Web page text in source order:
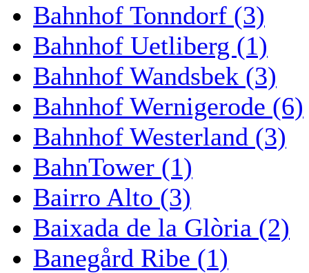
Bahnhof Tonndorf (3)
Bahnhof Uetliberg (1)
Bahnhof Wandsbek (3)
Bahnhof Wernigerode (6)
Bahnhof Westerland (3)
BahnTower (1)
Bairro Alto (3)
Baixada de la Glòria (2)
Banegård Ribe (1)